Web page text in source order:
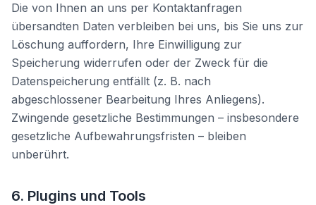
Die von Ihnen an uns per Kontaktanfragen
übersandten Daten verbleiben bei uns, bis Sie uns zur
Löschung auffordern, Ihre Einwilligung zur
Speicherung widerrufen oder der Zweck für die
Datenspeicherung entfällt (z. B. nach
abgeschlossener Bearbeitung Ihres Anliegens).
Zwingende gesetzliche Bestimmungen – insbesondere
gesetzliche Aufbewahrungsfristen – bleiben
unberührt.
6. Plugins und Tools